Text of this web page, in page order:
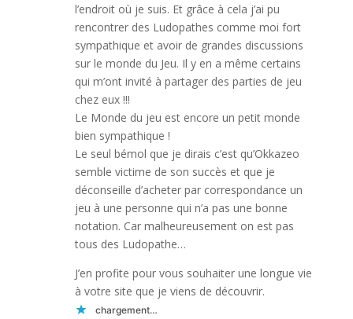
l’endroit où je suis. Et grâce à cela j’ai pu
rencontrer des Ludopathes comme moi fort
sympathique et avoir de grandes discussions
sur le monde du Jeu. Il y en a même certains
qui m’ont invité à partager des parties de jeu
chez eux !!!
Le Monde du jeu est encore un petit monde
bien sympathique !
Le seul bémol que je dirais c’est qu’Okkazeo
semble victime de son succès et que je
déconseille d’acheter par correspondance un
jeu à une personne qui n’a pas une bonne
notation. Car malheureusement on est pas
tous des Ludopathe…
J’en profite pour vous souhaiter une longue vie
à votre site que je viens de découvrir.
chargement…